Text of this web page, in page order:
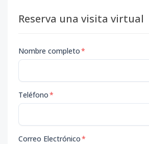
Reserva una visita virtual
Nombre completo*
Teléfono*
Correo Electrónico*